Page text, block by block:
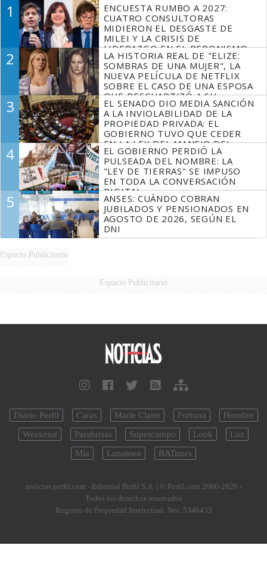
1
ENCUESTA RUMBO A 2027:
CUATRO CONSULTORAS
MIDIERON EL DESGASTE DE
MILEI Y LA CRISIS DE
LIDERAZGO EN EL PERONISMO
2
LA HISTORIA REAL DE "ELIZE:
SOMBRAS DE UNA MUJER", LA
NUEVA PELÍCULA DE NETFLIX
SOBRE EL CASO DE UNA ESPOSA
QUE DESCUARTIZÓ A SU
MARIDO
3
EL SENADO DIO MEDIA SANCIÓN
A LA INVIOLABILIDAD DE LA
PROPIEDAD PRIVADA: EL
GOBIERNO TUVO QUE CEDER
EN LA LEY DEL MANEJO DEL
FUEGO
4
EL GOBIERNO PERDIÓ LA
PULSEADA DEL NOMBRE: LA
"LEY DE TIERRAS" SE IMPUSO
EN TODA LA CONVERSACIÓN
DIGITAL
5
ANSES: CUÁNDO COBRAN
JUBILADOS Y PENSIONADOS EN
AGOSTO DE 2026, SEGÚN EL
DNI
Espacio Publicitario
Espacio Publicitario
Diario Perfil Caras Marie Claire Fortuna
Hombre
Weekend
Parabrisas Supercampo Look
Luz
Mía
Lunateen BATimes
noticias.perfil.com - Editorial Perfil S.A. | © Perfil.com 2006-2026 -
Todos los derechos reservados
Registro de Propiedad Intelectual: Nro. 5346433